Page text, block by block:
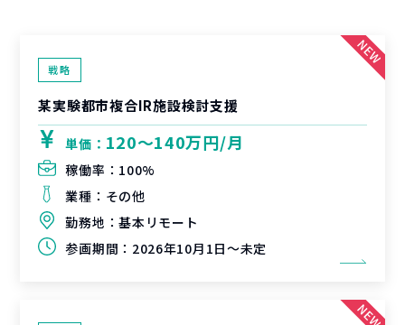
戦略
某実験都市複合IR施設検討支援
単価： 120〜140万円/月
稼働率： 100%
業種： その他
勤務地：基本リモート
参画期間： 2026年10月1日～未定